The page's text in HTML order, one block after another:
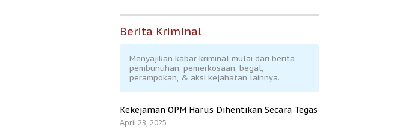
Berita Kriminal
Menyajikan kabar kriminal mulai dari berita
pembunuhan, pemerkosaan, begal,
perampokan, & aksi kejahatan lainnya.
Kekejaman OPM Harus Dihentikan Secara Tegas
April 23, 2025